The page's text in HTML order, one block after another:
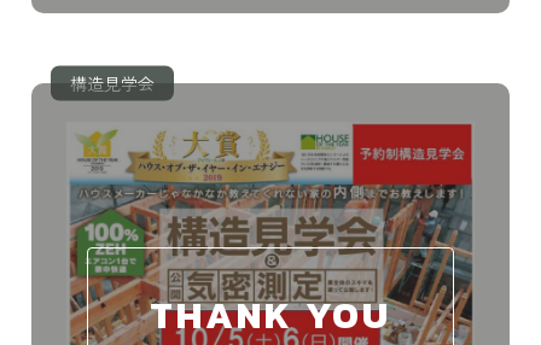
THANK YOU
構造見学会